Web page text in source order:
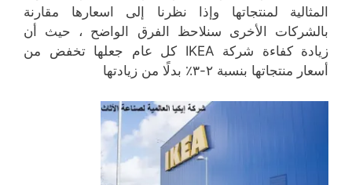
المثالية لمنتجاتها وإذا نظرنا إلى اسعارها مقارنة
بالشركات الأخرى سنلاحظ الفرق الواضح ، حيث أن
زيادة كفاءة شركة IKEA كل عام جعلها تخفض من
أسعار منتجاتها بنسبة ٢-٣٪ بدلًا من زيادتها